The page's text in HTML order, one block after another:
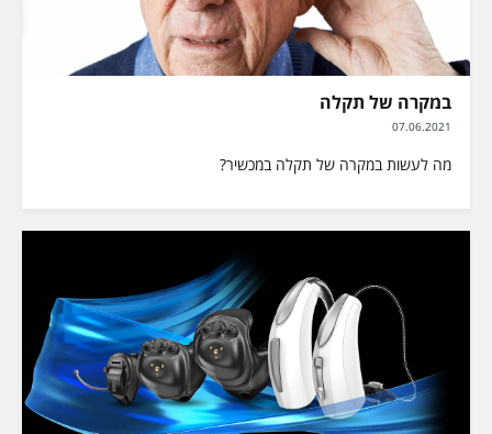
במקרה של תקלה
07.06.2021
מה לעשות במקרה של תקלה במכשיר?